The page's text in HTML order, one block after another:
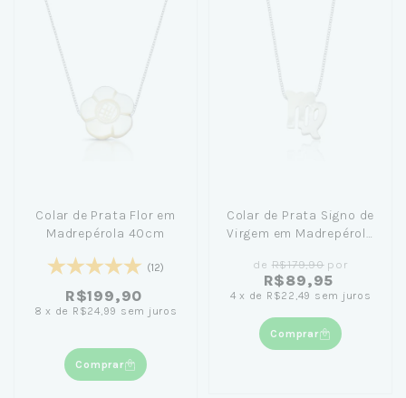
Colar de Prata Flor em
Madrepérola 40cm
(12)
R$199,90
8 x de R$24,99 sem juros
Comprar
Colar de Prata Signo de
Virgem em Madrepérola
de R$179,90por
R$89,95
4 x de R$22,49 sem juros
Comprar